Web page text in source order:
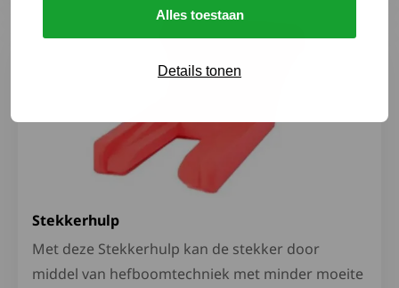
Alles toestaan
Details tonen
Stekkerhulp
Met deze Stekkerhulp kan de stekker door
middel van hefboomtechniek met minder moeite
Lees meer over Stekkerhulp